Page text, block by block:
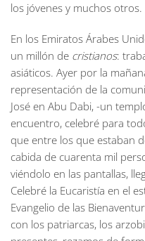
los jóvenes y muchos otros.
En los Emiratos Árabes
un millón de cristianos:
asiáticos. Ayer por la
representación de la
José en Abu Dabi, -un
encuentro, celebré para
que entre los que estaban
cabida de cuarenta mil
viéndolo en las pantallas,
Celebré la Eucaristía en el
Evangelio de las
con los patriarcas, los